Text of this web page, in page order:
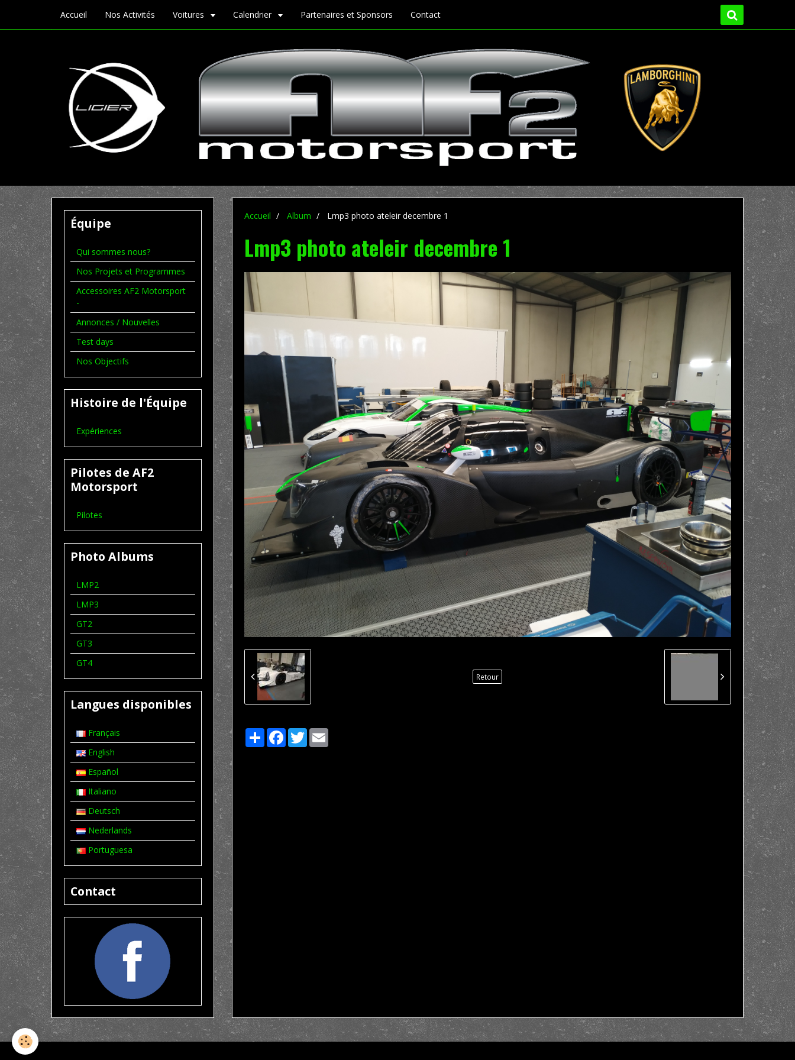
Accueil Nos Activités Voitures Calendrier Partenaires et Sponsors Contact
Accueil Album Lmp3 photo ateleir decembre 1
Lmp3 photo ateleir decembre 1
Retour
PartagerFacebook
TwitterEmail
Équipe
Qui sommes nous?
Nos Projets et Programmes
Accessoires AF2 Motorsport
-
Annonces / Nouvelles
Test days
Nos Objectifs
Histoire de l'Équipe
Expériences
Pilotes de AF2
Motorsport
Pilotes
Photo Albums
LMP2
LMP3
GT2
GT3
GT4
Langues disponibles
Français
English
Español
Italiano
Deutsch
Nederlands
Portuguesa
Contact